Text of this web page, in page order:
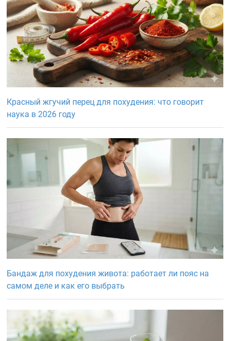
Красный жгучий перец для похудения: что говорит
наука в 2026 году
Бандаж для похудения живота: работает ли пояс на
самом деле и как его выбрать